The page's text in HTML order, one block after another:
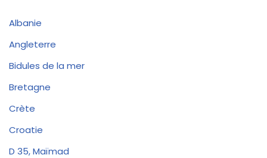
Albanie
Angleterre
Bidules de la mer
Bretagne
Crète
Croatie
D 35, Maïmad